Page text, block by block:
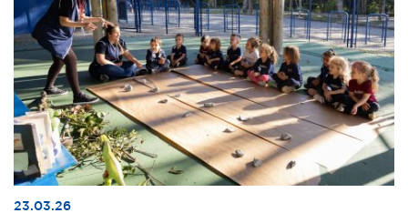
23.03.26